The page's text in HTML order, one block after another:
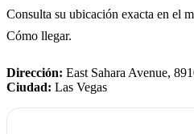
Consulta su ubicación exacta en el
Cómo llegar.
Dirección: East Sahara Avenue,
Ciudad: Las Vegas